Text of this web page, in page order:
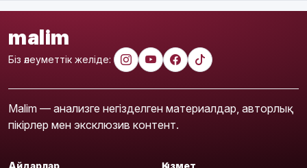
malim
Біз әлеуметтік желіде:
Malim — анализге негізделген материалдар, авторлық
пікірлер мен эксклюзив контент.
Айдарлар Қызмет